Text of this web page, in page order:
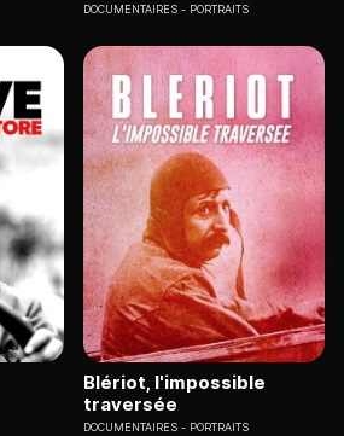
DOCUMENTAIRES PORTRAITS
Blériot, l'impossible
traversée
DOCUMENTAIRES PORTRAITS